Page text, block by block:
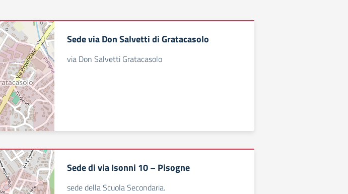
Sede via Don Salvetti di Gratacasolo
via Don Salvetti Gratacasolo
Sede di via Isonni 10 – Pisogne
sede della Scuola Secondaria.